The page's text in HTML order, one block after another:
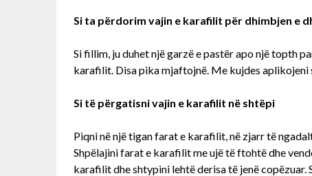
Si ta përdorim vajin e karafilit për dhimbjen e
Si fillim, ju duhet një garzë e pastër apo një topth
karafilit. Disa pika mjaftojnë. Me kujdes aplikojeni
Si të përgatisni vajin e karafilit në shtëpi
Piqni në një tigan farat e karafilit, në zjarr të
Shpëlajini farat e karafilit me ujë të ftohtë dhe
karafilit dhe shtypini lehtë derisa të jenë